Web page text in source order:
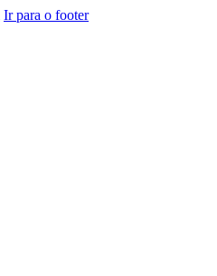
Ir para o footer